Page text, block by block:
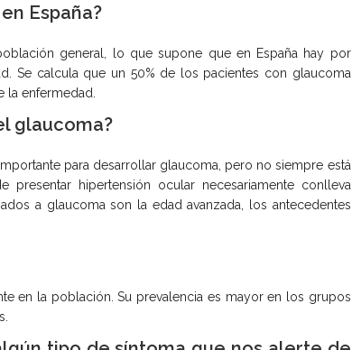
España?
general, lo que supone que en España hay por
Se calcula que un 50% de los pacientes con glaucoma
la enfermedad.
glaucoma?
para desarrollar glaucoma, pero no siempre está
hipertensión ocular necesariamente conlleva
a glaucoma son la edad avanzada, los antecedentes
en la población. Su prevalencia es mayor en los grupos